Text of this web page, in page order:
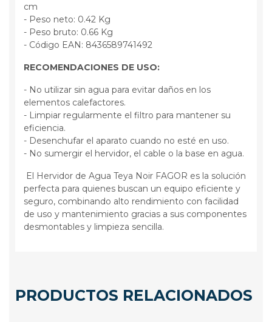
cm
- Peso neto: 0.42 Kg
- Peso bruto: 0.66 Kg
- Código EAN: 8436589741492
RECOMENDACIONES DE USO:
- No utilizar sin agua para evitar daños en los
elementos calefactores.
- Limpiar regularmente el filtro para mantener su
eficiencia.
- Desenchufar el aparato cuando no esté en uso.
- No sumergir el hervidor, el cable o la base en agua.
El Hervidor de Agua Teya Noir FAGOR es la solución
perfecta para quienes buscan un equipo eficiente y
seguro, combinando alto rendimiento con facilidad
de uso y mantenimiento gracias a sus componentes
desmontables y limpieza sencilla.
PRODUCTOS RELACIONADOS